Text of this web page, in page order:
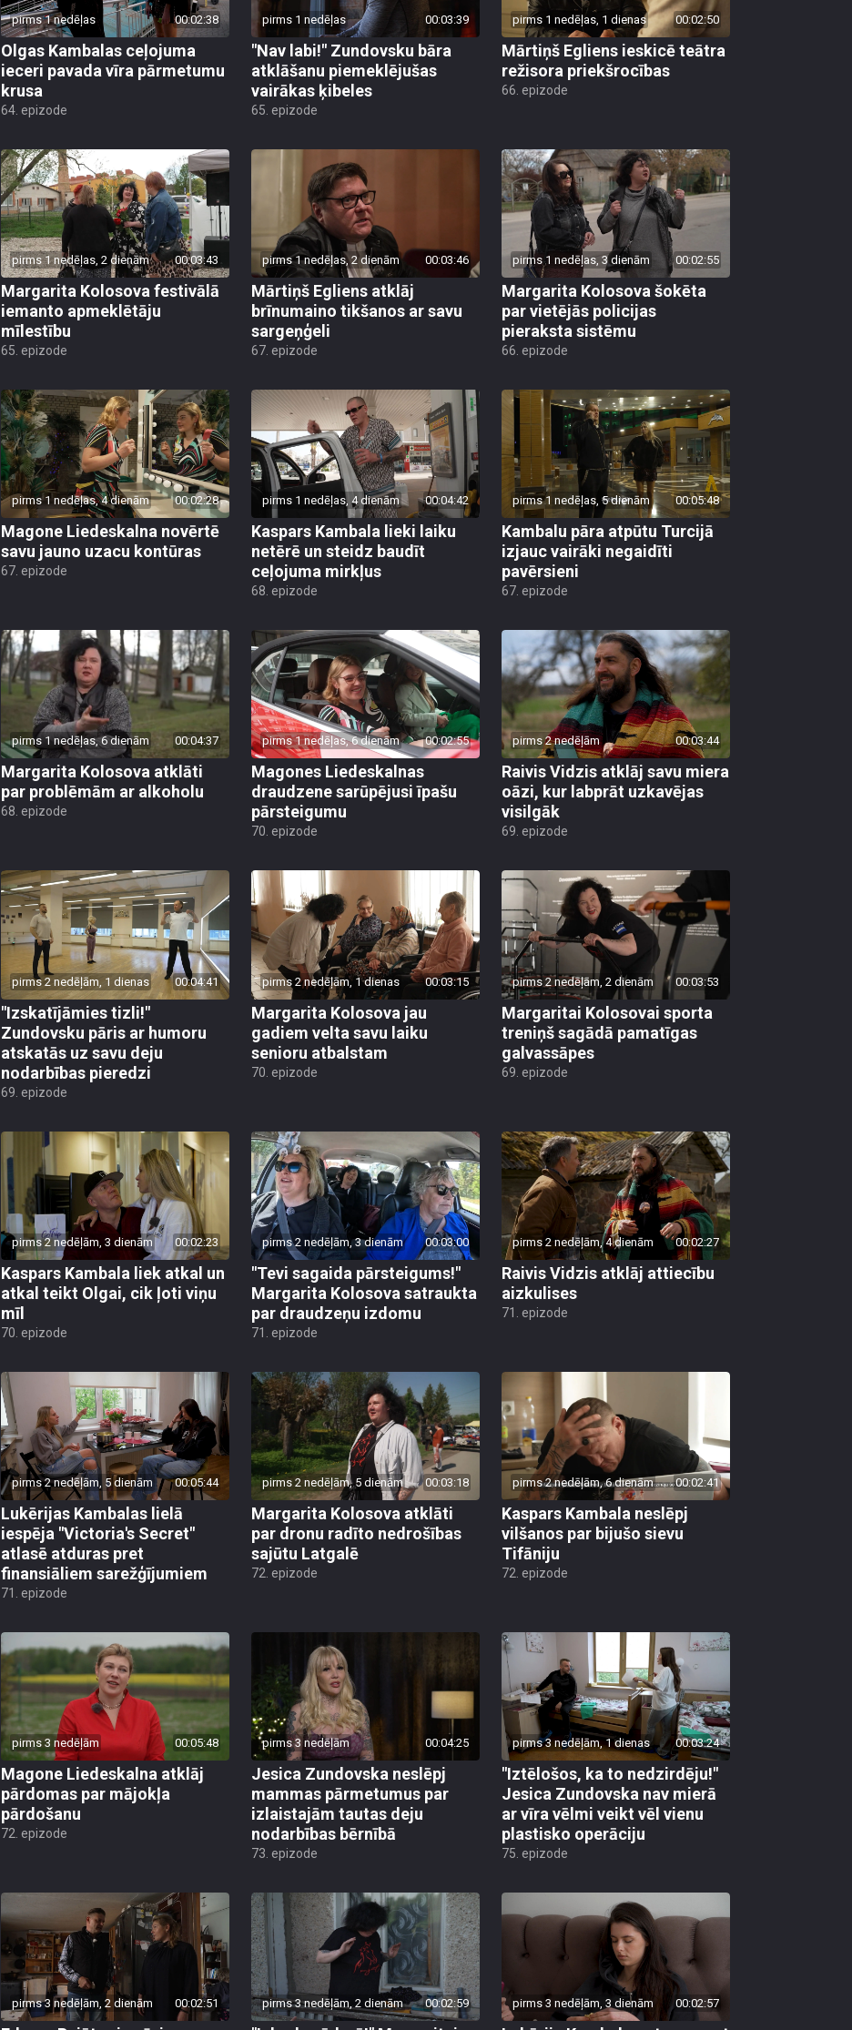
pirms 1 nedēļas 00:02:38
Olgas Kambalas ceļojuma
ieceri pavada vīra pārmetumu
krusa
64. epizode
pirms 1 nedēļas 00:03:39
"Nav labi!" Zundovsku bāra
atklāšanu piemeklējušas
vairākas ķibeles
65. epizode
pirms 1 nedēļas, 1 dienas 00:02:50
Mārtiņš Egliens ieskicē teātra
režisora priekšrocības
66. epizode
pirms 1 nedēļas, 2 dienām 00:03:43
Margarita Kolosova festivālā
iemanto apmeklētāju
mīlestību
65. epizode
pirms 1 nedēļas, 2 dienām 00:03:46
Mārtiņš Egliens atklāj
brīnumaino tikšanos ar savu
sargeņģeli
67. epizode
pirms 1 nedēļas, 3 dienām 00:02:55
Margarita Kolosova šokēta
par vietējās policijas
pieraksta sistēmu
66. epizode
pirms 1 nedēļas, 4 dienām 00:02:28
Magone Liedeskalna novērtē
savu jauno uzacu kontūras
67. epizode
pirms 1 nedēļas, 4 dienām 00:04:42
Kaspars Kambala lieki laiku
netērē un steidz baudīt
ceļojuma mirkļus
68. epizode
pirms 1 nedēļas, 5 dienām 00:05:48
Kambalu pāra atpūtu Turcijā
izjauc vairāki negaidīti
pavērsieni
67. epizode
pirms 1 nedēļas, 6 dienām 00:04:37
Margarita Kolosova atklāti
par problēmām ar alkoholu
68. epizode
pirms 1 nedēļas, 6 dienām 00:02:55
Magones Liedeskalnas
draudzene sarūpējusi īpašu
pārsteigumu
70. epizode
pirms 2 nedēļām 00:03:44
Raivis Vidzis atklāj savu miera
oāzi, kur labprāt uzkavējas
visilgāk
69. epizode
pirms 2 nedēļām, 1 dienas 00:04:41
"Izskatījāmies tizli!"
Zundovsku pāris ar humoru
atskatās uz savu deju
nodarbības pieredzi
69. epizode
pirms 2 nedēļām, 1 dienas 00:03:15
Margarita Kolosova jau
gadiem velta savu laiku
senioru atbalstam
70. epizode
pirms 2 nedēļām, 2 dienām 00:03:53
Margaritai Kolosovai sporta
treniņš sagādā pamatīgas
galvassāpes
69. epizode
pirms 2 nedēļām, 3 dienām 00:02:23
Kaspars Kambala liek atkal un
atkal teikt Olgai, cik ļoti viņu
mīl
70. epizode
pirms 2 nedēļām, 3 dienām 00:03:00
"Tevi sagaida pārsteigums!"
Margarita Kolosova satraukta
par draudzeņu izdomu
71. epizode
pirms 2 nedēļām, 4 dienām 00:02:27
Raivis Vidzis atklāj attiecību
aizkulises
71. epizode
pirms 2 nedēļām, 5 dienām 00:05:44
Lukērijas Kambalas lielā
iespēja "Victoria's Secret"
atlasē atduras pret
finansiāliem sarežģījumiem
71. epizode
pirms 2 nedēļām, 5 dienām 00:03:18
Margarita Kolosova atklāti
par dronu radīto nedrošības
sajūtu Latgalē
72. epizode
pirms 2 nedēļām, 6 dienām 00:02:41
Kaspars Kambala neslēpj
vilšanos par bijušo sievu
Tifāniju
72. epizode
pirms 3 nedēļām 00:05:48
Magone Liedeskalna atklāj
pārdomas par mājokļa
pārdošanu
72. epizode
pirms 3 nedēļām 00:04:25
Jesica Zundovska neslēpj
mammas pārmetumus par
izlaistajām tautas deju
nodarbības bērnībā
73. epizode
pirms 3 nedēļām, 1 dienas 00:03:24
"Iztēlošos, ka to nedzirdēju!"
Jesica Zundovska nav mierā
ar vīra vēlmi veikt vēl vienu
plastisko operāciju
75. epizode
pirms 3 nedēļām, 2 dienām 00:02:51 pirms 3 nedēļām, 2 dienām 00:02:59 pirms 3 nedēļām, 3 dienām 00:02:57